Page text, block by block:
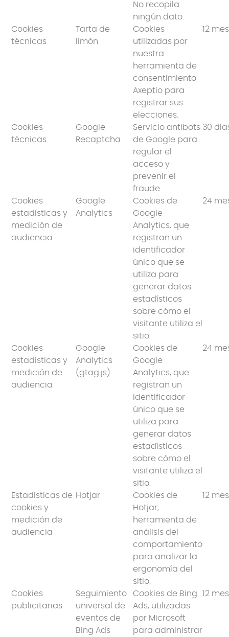
No recopila
ningún dato.
Cookies
técnicas
Tarta de
limón
Cookies
utilizadas por
nuestra
herramienta de
consentimiento
Axeptio para
registrar sus
elecciones.
12
Cookies
técnicas
Google
Recaptcha
Servicio antibots
de Google para
regular el
acceso y
prevenir el
fraude.
30
Cookies
estadísticas y
medición de
audiencia
Google
Analytics
Cookies de
Google
Analytics, que
registran un
identificador
único que se
utiliza para
generar datos
estadísticos
sobre cómo el
visitante utiliza el
sitio.
24
Cookies
estadísticas y
medición de
audiencia
Google
Analytics
(gtag.js)
Cookies de
Google
Analytics, que
registran un
identificador
único que se
utiliza para
generar datos
estadísticos
sobre cómo el
visitante utiliza el
sitio.
24
Estadísticas de
cookies y
medición de
audiencia
Hotjar
Cookies de
Hotjar,
herramienta de
análisis del
comportamiento
para analizar la
ergonomía del
sitio.
12
Cookies
publicitarias
Seguimiento
universal de
eventos de
Bing Ads
Cookies de Bing
Ads, utilizadas
por Microsoft
para administrar
12